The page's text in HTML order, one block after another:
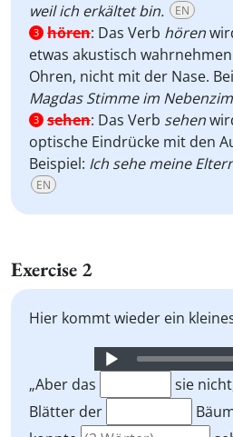
weil ich erkältet bin.
EN
3 hören: Das Verb hören
etwas akustisch
Ohren, nicht mit der Nase.
Magdas Stimme im
3 sehen: Das Verb sehen
optische Eindrücke mit den
Beispiel: Ich sehe meine
EN
Exercise 2
Hier kommt wieder ein
Audio
Player
„Aber das
sie
Blätter der